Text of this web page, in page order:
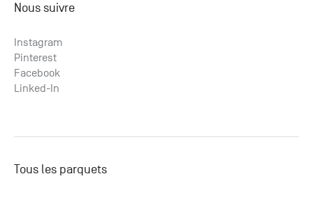
Nous suivre
Instagram
Pinterest
Facebook
Linked-In
Tous les parquets